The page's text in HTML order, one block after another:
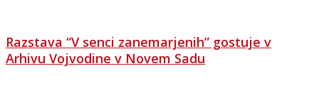
Razstava “V senci zanemarjenih” gostuje v
Arhivu Vojvodine v Novem Sadu